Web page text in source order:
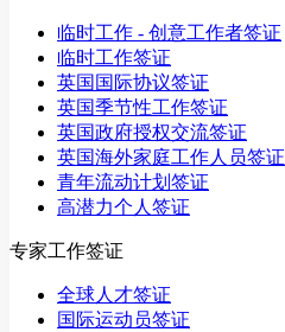
临时工作 - 创意工作者签证
临时工作签证
英国国际协议签证
英国季节性工作签证
英国政府授权交流签证
英国海外家庭工作人员签证
青年流动计划签证
高潜力个人签证
专家工作签证
全球人才签证
国际运动员签证